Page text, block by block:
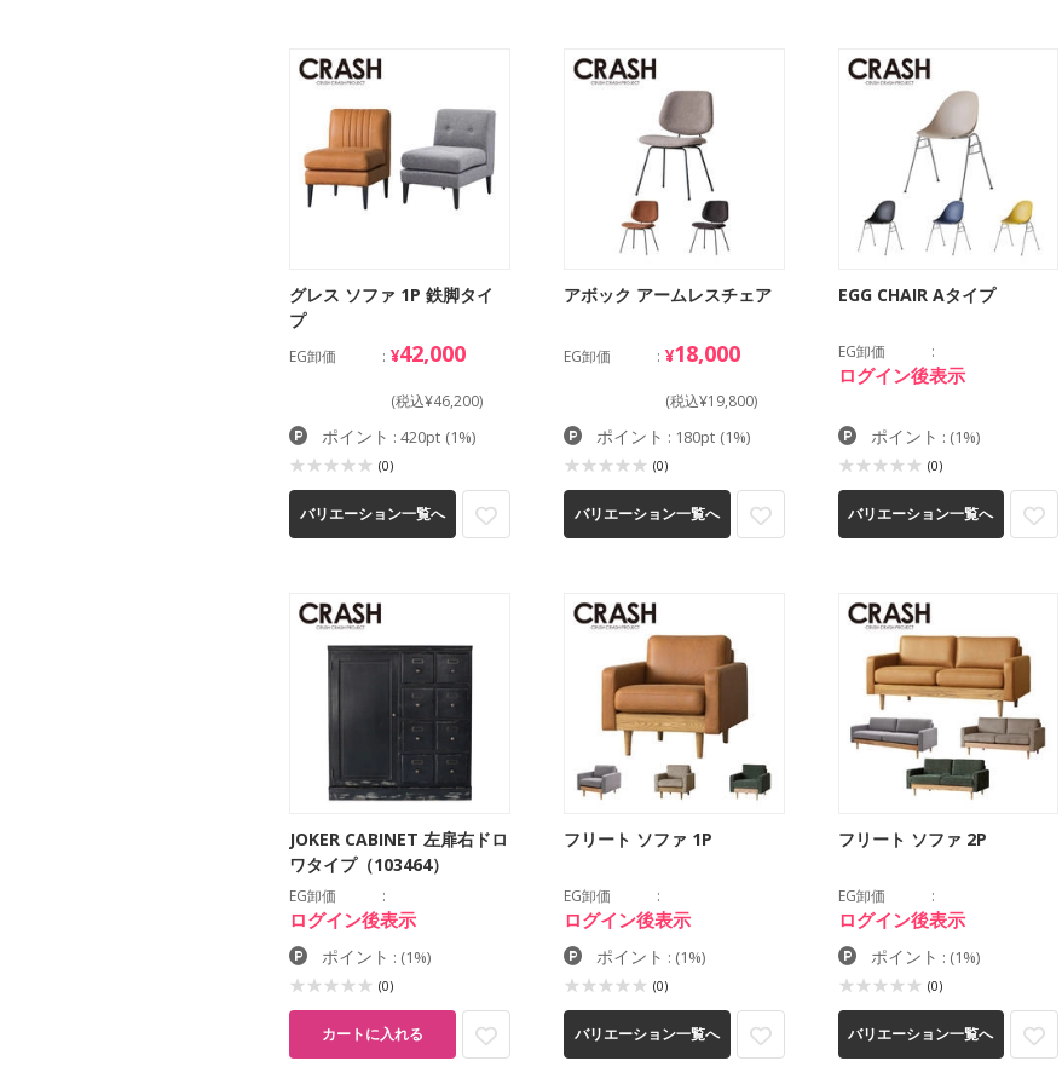
グレス ソファ 1P 鉄脚タイ
プ
EG卸価 ¥42,000
(税込¥46,200)
ポイント : 420pt (1%)
(0)
バリエーション一覧へ
アボック アームレスチェア
EG卸価 ¥18,000
(税込¥19,800)
ポイント : 180pt (1%)
(0)
バリエーション一覧へ
EGG CHAIR Aタイプ
EG卸価
ログイン後表示
ポイント : (1%)
(0)
バリエーション一覧へ
JOKER CABINET 左扉右ドロ
ワタイプ（103464）
EG卸価
ログイン後表示
ポイント : (1%)
(0)
カートに入れる
フリート ソファ 1P
EG卸価
ログイン後表示
ポイント : (1%)
(0)
バリエーション一覧へ
フリート ソファ 2P
EG卸価
ログイン後表示
ポイント : (1%)
(0)
バリエーション一覧へ